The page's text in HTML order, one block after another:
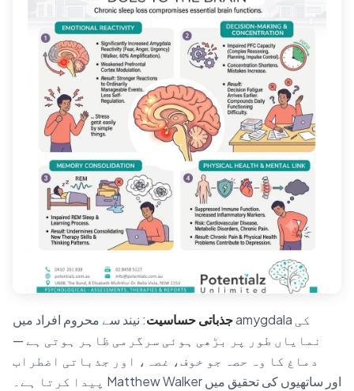
جذباتی حساسیت: نیند سے محروم افراد میں amygdala کی
نمایاں طور پر بڑھی ہوئی سرگرمی ظاہر ہوتی ہے —
دماغ کا وہ حصہ جو خوف، غصہ، اور جذباتی اضطراب
پیدا کرتا ہے۔ Matthew Walker اور ساتھیوں کی تحقیق میں